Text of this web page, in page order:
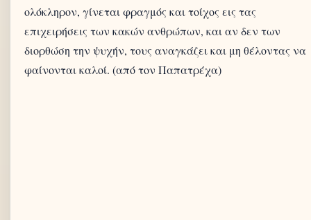
ολόκληρον, γίνεται φραγμός και τοίχος εις τας
επιχειρήσεις των κακών ανθρώπων, και αν δεν των
διορθώση την ψυχήν, τους αναγκάζει και μη θέλοντας να